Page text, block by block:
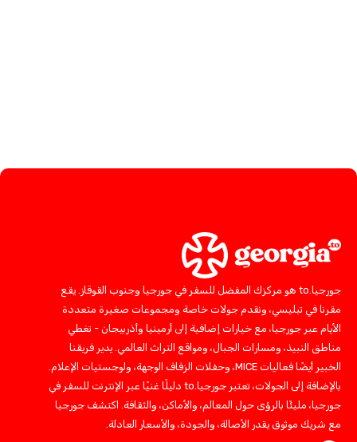
جورجيا.to هو مركزك المفضل للسفر في جورجيا وجنوب القوقاز. يقع
مقرنا في تبليسي، ونقدم جولات خاصة ومجموعات صغيرة متعددة
الأيام عبر جورجيا، مع خيارات إضافية إلى أرمينيا وأذربيجان - تغطي
مناطق النبيذ، ومسارات الجبال، ومواقع التراث العالمي. يدير فريقنا
الخبير أيضًا فعاليات MICE، وحفلات الزفاف الوجهة، ولوجستيات الإعلام.
بالإضافة إلى الجولات، تعتبر جورجيا.to دليلًا غنيًا عبر الإنترنت للسفر في
جورجيا، مليئًا بالرؤى حول المعالم، والأماكن، والثقافة. اكتشف جورجيا
مع شريك موثوق يقدر الأصالة، والجودة، والأسعار العادلة.